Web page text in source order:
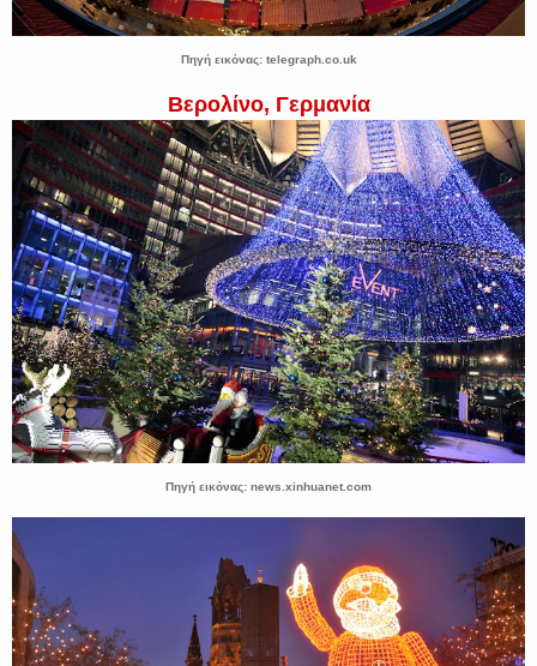
Πηγή εικόνας: telegraph.co.uk
Βερολίνο, Γερμανία
Πηγή εικόνας: news.xinhuanet.com